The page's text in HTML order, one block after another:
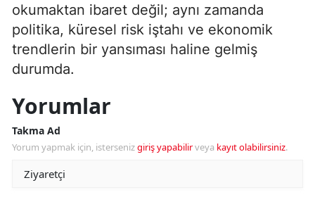
okumaktan ibaret değil; aynı zamanda
politika, küresel risk iştahı ve ekonomik
trendlerin bir yansıması haline gelmiş
durumda.
Yorumlar
Takma Ad
Yorum yapmak için, istersenizgiriş yapabilirveya kayıt olabilirsiniz.